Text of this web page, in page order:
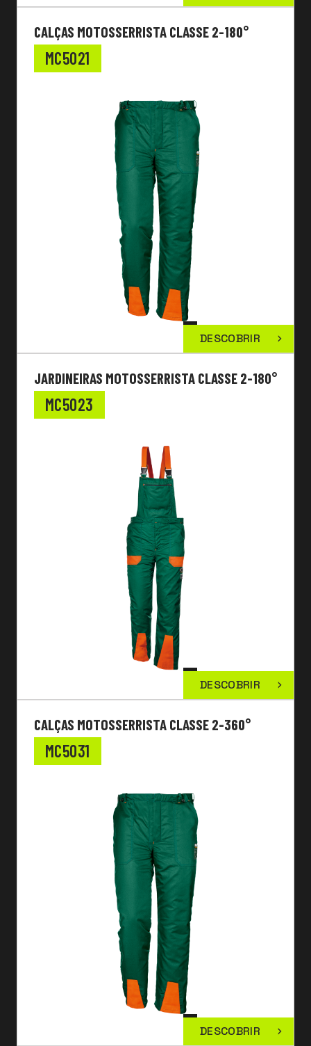
CALÇAS MOTOSSERRISTA CLASSE 2-180°
MC5021
DESCOBRIR
JARDINEIRAS MOTOSSERRISTA CLASSE 2-180°
MC5023
DESCOBRIR
CALÇAS MOTOSSERRISTA CLASSE 2-360°
MC5031
DESCOBRIR